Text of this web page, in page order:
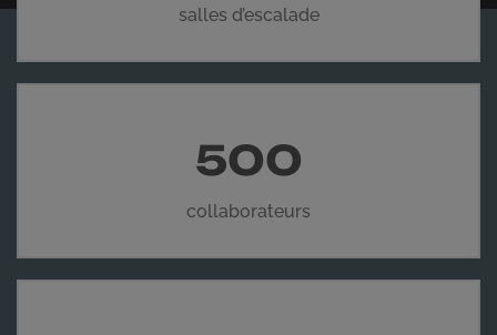
salles d’escalade
500
collaborateurs